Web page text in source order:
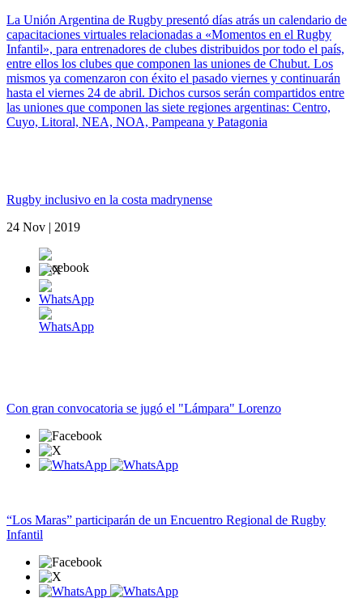
La Unión Argentina de Rugby presentó días atrás un calendario de
capacitaciones virtuales relacionadas a «Momentos en el Rugby
Infantil», para entrenadores de clubes distribuidos por todo el país,
entre ellos los clubes que componen las uniones de Chubut. Los
mismos ya comenzaron con éxito el pasado viernes y continuarán
hasta el viernes 24 de abril. Dichos cursos serán compartidos entre
las uniones que componen las siete regiones argentinas: Centro,
Cuyo, Litoral, NEA, NOA, Pampeana y Patagonia
Rugby inclusivo en la costa madrynense
24 Nov | 2019
Con gran convocatoria se jugó el "Lámpara" Lorenzo
“Los Maras” participarán de un Encuentro Regional de Rugby
Infantil